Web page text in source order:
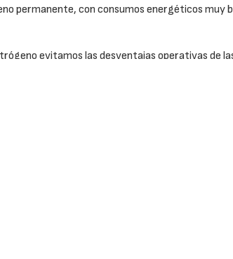
permanente, con consumos energéticos muy
evitamos las desventajas operativas de